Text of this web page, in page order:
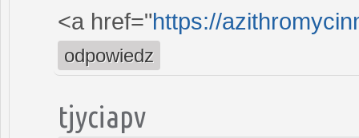
<a href="https://
odpowiedz
tjyciapv